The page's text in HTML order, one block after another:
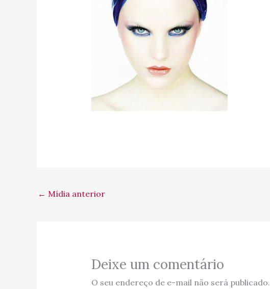
← Mídia anterior
Deixe um comentário
O seu endereço de e-mail não será publicado.